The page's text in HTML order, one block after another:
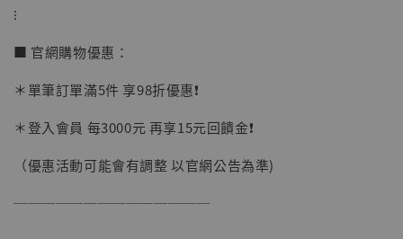
⁝
■ 官網購物優惠：
＊單筆訂單滿5件 享98折優惠❗️
＊登入會員 每3000元 再享15元回饋金❗️
（優惠活動可能會有調整 以官網公告為準)
──────────────